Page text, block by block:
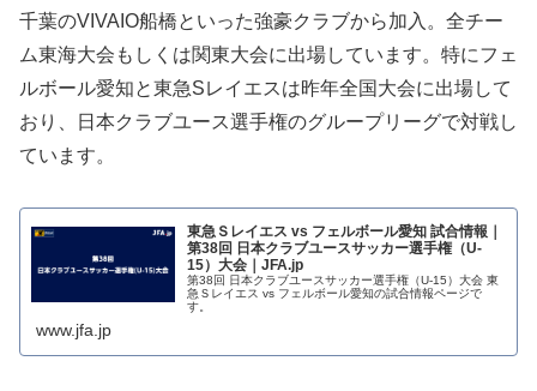
千葉のVIVAIO船橋といった強豪クラブから加入。全チー
ム東海大会もしくは関東大会に出場しています。特にフェ
ルボール愛知と東急Sレイエスは昨年全国大会に出場して
おり、日本クラブユース選手権のグループリーグで対戦し
ています。
東急Ｓレイエス vs フェルボール愛知 試合情報｜
第38回 日本クラブユースサッカー選手権（U-
15）大会｜JFA.jp
第38回 日本クラブユースサッカー選手権（U-15）大会 東
急Ｓレイエス vs フェルボール愛知の試合情報ページで
す。
www.jfa.jp